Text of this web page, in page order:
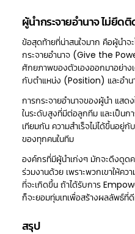
ผู้นำกระจายอำนาจ ไม่ยึด
ข้อสุดท้ายที่น่าสนใจมาก คือผู้นำจ
กระจายอำนาจ (Give the
ศักยภาพของตัวเองออกมาอย่า
กับตำแหน่ง (Position) และอำน
การกระจายอำนาจของผู้นำ แสด
ในระดับสูงที่มีต่อลูกทีม และเป็น
เทียมกัน ความสำเร็จไม่ได้ขึ้นอยู่
ของทุกคนในทีม
องค์กรที่มีผู้นำเก่งๆ มักจะดึงดูด
ร่วมงานด้วย เพราะพวกเขาให้
ที่จะเกิดขึ้น ถ้าได้รับการ
ก็จะยอมทุ่มเทเพื่อสร้างผลลัพธ์ที่
สรุป